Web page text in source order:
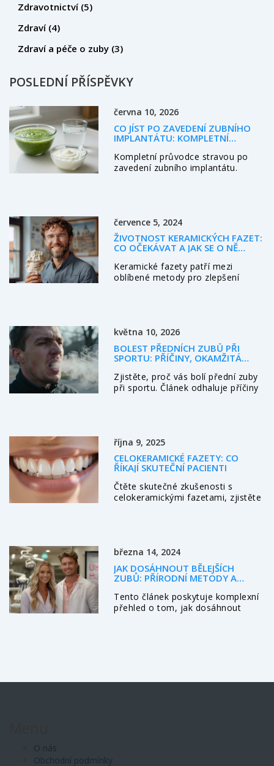
Zdravotnictví (5)
Zdraví (4)
Zdraví a péče o zuby (3)
POSLEDNÍ PŘÍSPĚVKY
června 10, 2026
CO JÍST PO ZAVEDENÍ ZUBNÍHO
IMPLANTÁTU: KOMPLETNÍ
Kompletní průvodce stravou po
zavedení zubního implantátu.
července 5, 2024
ŽIVOTNOST KERAMICKÝCH FAZET:
CO OČEKÁVAT A JAK SE O NĚ
Keramické fazety patří mezi
oblíbené metody pro zlepšení
prodloužení jejich životnosti a
vysvětlí, co můžete očekávat.
května 10, 2026
BOLEST PŘEDNÍCH ZUBŮ PŘI
SPORTU: PŘÍČINY, OKAMŽITÁ
Zjistěte, proč vás bolí přední zuby
při sportu. Článek odhaluje příčiny
října 9, 2025
CELOKERAMICKÉ FAZETY: CO
ŘÍKAJÍ SKUTEČNÍ PACIENTI
Čtěte skutečné zkušenosti s
celokeramickými fazetami, zjistěte
března 14, 2024
JAK DOSÁHNOUT BĚLEJŠÍCH
ZUBŮ: PŘÍRODNÍ METODY A
Tento článek poskytuje komplexní
přehled o tom, jak dosáhnout
dlouhodobě bílých zubů.
O nás
Obchodní podmínky